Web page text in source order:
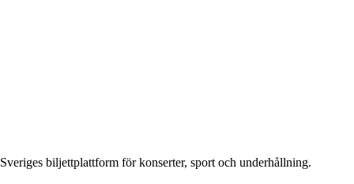
Sveriges biljettplattform för konserter, sport och underhållning.